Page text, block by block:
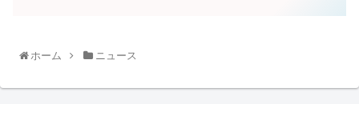
ホーム ニュース